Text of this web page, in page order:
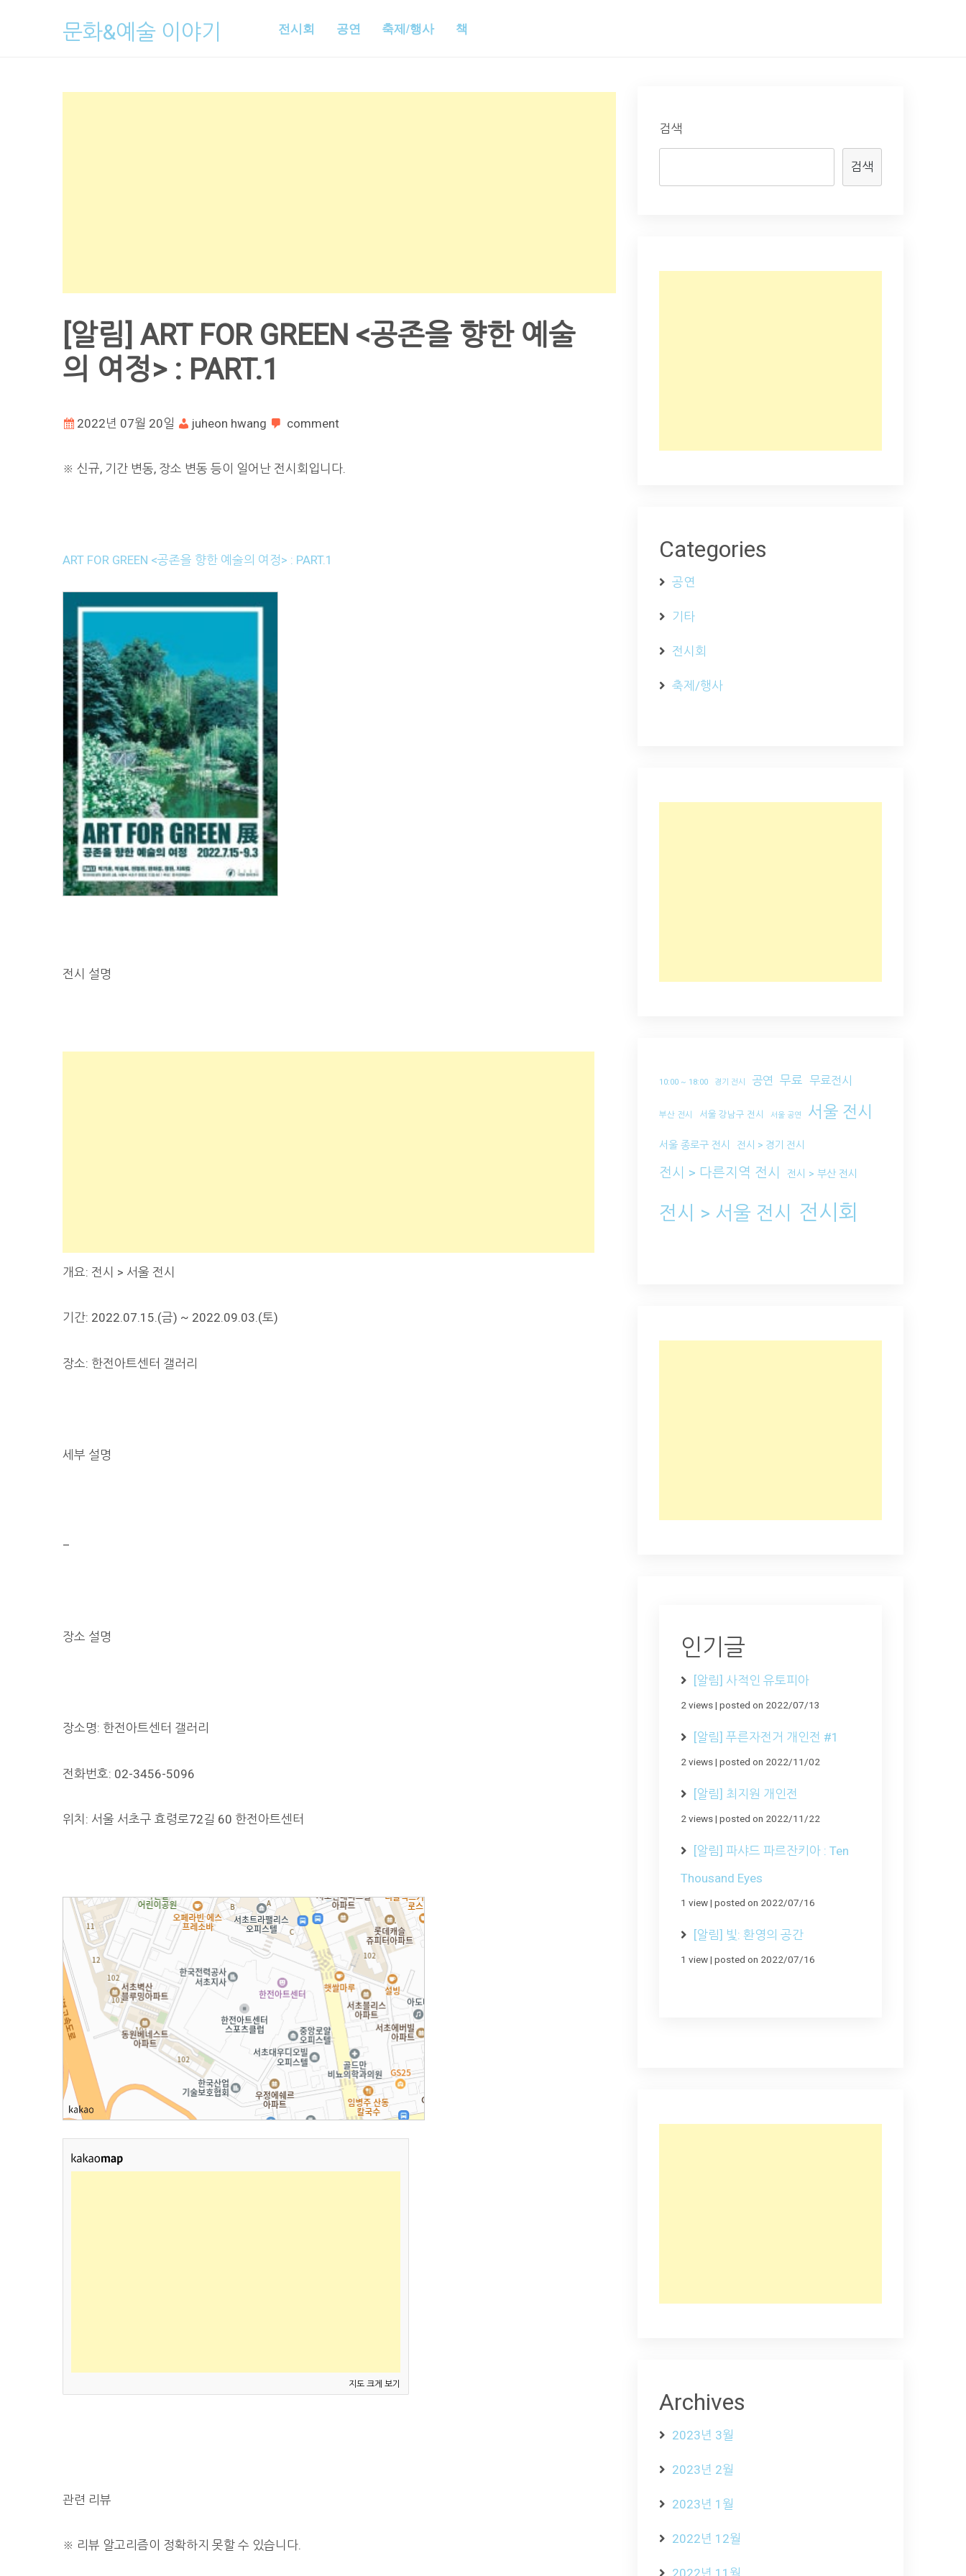
문화&예술 이야기 전시회 공연 축제/행사 책
[알림] ART FOR GREEN <공존을 향한 예술
의 여정> : PART.1
2022년 07월 20일 juheon hwang comment
※ 신규, 기간 변동, 장소 변동 등이 일어난 전시회입니다.
ART FOR GREEN <공존을 향한 예술의 여정> : PART.1
전시 설명
개요: 전시 > 서울 전시
기간: 2022.07.15.(금) ~ 2022.09.03.(토)
장소: 한전아트센터 갤러리
세부 설명
–
장소 설명
장소명: 한전아트센터 갤러리
전화번호: 02-3456-5096
위치: 서울 서초구 효령로72길 60 한전아트센터
지도 크게 보기
관련 리뷰
※ 리뷰 알고리즘이 정확하지 못할 수 있습니다.
검색
검색
Categories
공연
기타
전시회
축제/행사
10:00 ~ 18:00 경기 전시 공연 무료 무료전시
부산 전시 서울 강남구 전시 서울 공연 서울 전시
서울 종로구 전시 전시 > 경기 전시
전시 > 다른지역 전시 전시 > 부산 전시
전시 > 서울 전시 전시회
인기글
[알림] 사적인 유토피아
2 views| posted on 2022/07/13
[알림] 푸른자전거 개인전 #1
2 views| posted on 2022/11/02
[알림] 최지원 개인전
2 views| posted on 2022/11/22
[알림] 파샤드 파르잔키아 : Ten
Thousand Eyes
1 view| posted on 2022/07/16
[알림] 빛: 환영의 공간
1 view| posted on 2022/07/16
Archives
2023년 3월
2023년 2월
2023년 1월
2022년 12월